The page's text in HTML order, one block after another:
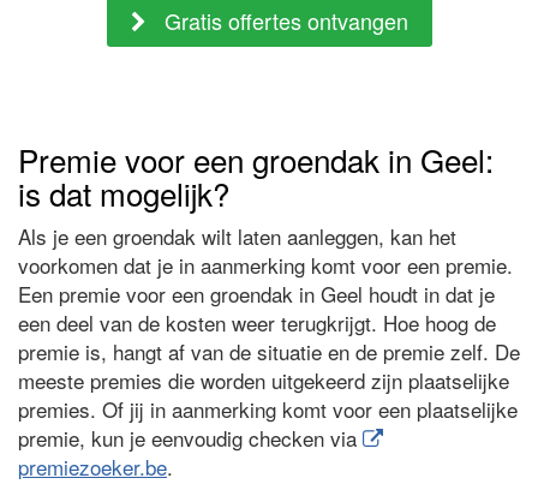
Gratis offertes ontvangen
Premie voor een groendak in Geel:
is dat mogelijk?
Als je een groendak wilt laten aanleggen, kan het
voorkomen dat je in aanmerking komt voor een premie.
Een premie voor een groendak in Geel houdt in dat je
een deel van de kosten weer terugkrijgt. Hoe hoog de
premie is, hangt af van de situatie en de premie zelf. De
meeste premies die worden uitgekeerd zijn plaatselijke
premies. Of jij in aanmerking komt voor een plaatselijke
premie, kun je eenvoudig checken via
premiezoeker.be.